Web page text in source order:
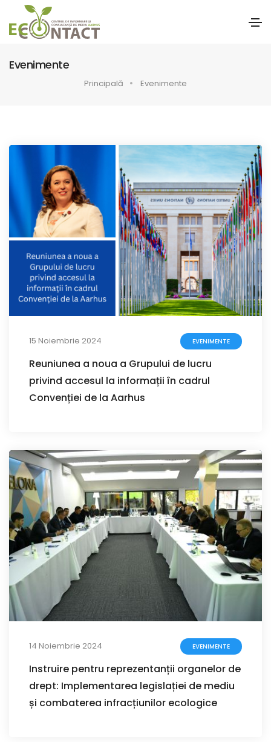
Evenimente
Principală Evenimente
15 Noiembrie 2024 EVENIMENTE
Reuniunea a noua a Grupului de lucru
privind accesul la informații în cadrul
Convenției de la Aarhus
14 Noiembrie 2024 EVENIMENTE
Instruire pentru reprezentanții organelor de
drept: Implementarea legislației de mediu
și combaterea infracțiunilor ecologice